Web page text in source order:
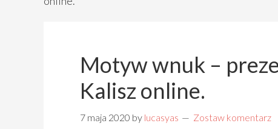
Motyw wnuk –
Kalisz online.
7 maja 2020 by lucasyas Zostaw komentarz